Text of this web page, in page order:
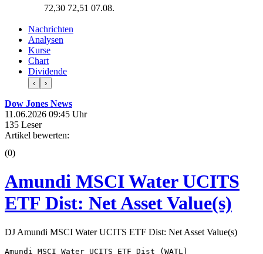
72,30 72,51 07.08.
Nachrichten
Analysen
Kurse
Chart
Dividende
‹ ›
Dow Jones News
11.06.2026 09:45 Uhr
135 Leser
Artikel bewerten:
(0)
Amundi MSCI Water UCITS
ETF Dist: Net Asset Value(s)
DJ Amundi MSCI Water UCITS ETF Dist: Net Asset Value(s)
Amundi MSCI Water UCITS ETF Dist (WATL)